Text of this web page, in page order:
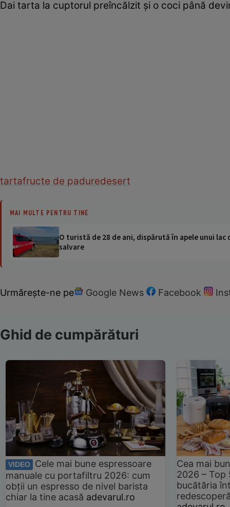
Dai tarta la cuptorul preîncălzit și o coci până
tartafructe de paduredesert
MAI MULTE PENTRU TINE
O turistă de 28 de ani, dispărută în apele unui
salvare
Urmărește-ne pe Google News Facebook
Ghid de cumpărături
VIDEO
Cele mai bune espressoare
manuale cu portafiltru 2026: cum
obții un espresso de nivel barista
chiar la tine acasă adevarul.ro
Cea mai
2026 –
bucătăria